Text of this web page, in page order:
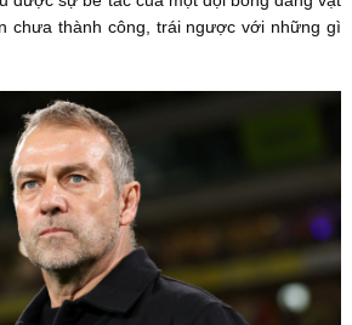
chưa thành công, trái ngược với những gì